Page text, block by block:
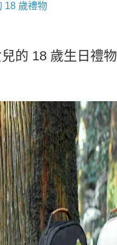
18 歲禮物
的 18 歲生日禮物